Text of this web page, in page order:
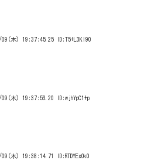
09(木) 19:37:45.25 ID:T5+L3KI90
09(木) 19:37:53.20 ID:wjhYpC1+p
木) 19:38:14.71 ID:RTDYExOk0